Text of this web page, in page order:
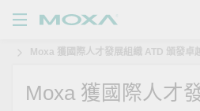
品
決方案
Moxa 獲國際人才發展組織 ATD 頒發卓
Moxa 獲國際人才
查看詢價明細